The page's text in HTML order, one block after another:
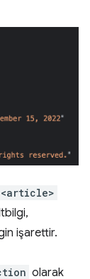
<article>
işarettir.
olarak